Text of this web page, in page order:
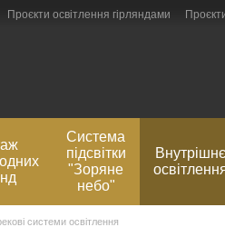
Проєкти освітлення гірляндами
Система
підсвітки
"Зоряне
небо"
Внутрішнє
системи освітлення